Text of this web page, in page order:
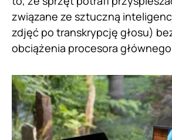
związane ze sztuczną
zdjęć po transkrypcję głosu)
obciążenia procesora